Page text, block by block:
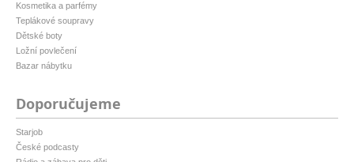
Kosmetika a parfémy
Teplákové soupravy
Dětské boty
Ložní povlečení
Bazar nábytku
Doporučujeme
Starjob
České podcasty